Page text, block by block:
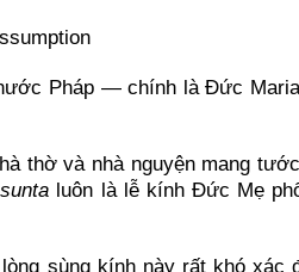
Pháp — chính là Đức
thờ và nhà nguyện mang
luôn là lễ kính Đức Mẹ
sùng kính này rất khó xác